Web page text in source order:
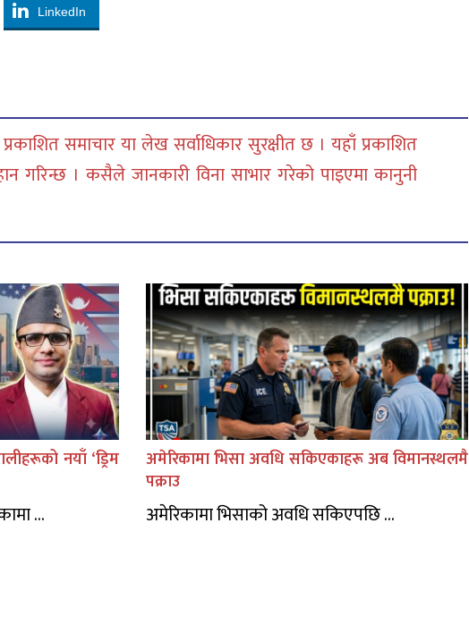
LinkedIn
समाचार या लेख सर्वाधिकार सुरक्षीत छ । यहाँ प्रकाशित
गरिन्छ । कसैले जानकारी विना साभार गरेको पाइएमा कानुनी
नयाँ ‘ड्रिम
...
अमेरिकामा भिसा अवधि सकिएकाहरू अब विमानस्थलमै
पक्राउ
अमेरिकामा भिसाको अवधि सकिएपछि ...